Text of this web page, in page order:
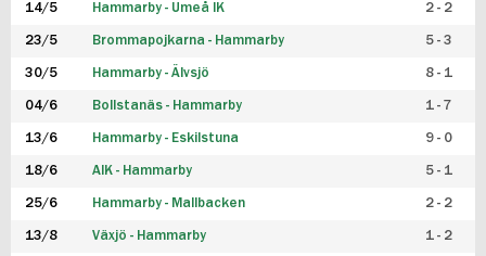
14/5 Hammarby - Umeå IK 2 - 2
23/5 Brommapojkarna - Hammarby 5 - 3
30/5 Hammarby - Älvsjö 8 - 1
04/6 Bollstanäs - Hammarby 1 - 7
13/6 Hammarby - Eskilstuna 9 - 0
18/6 AIK - Hammarby 5 - 1
25/6 Hammarby - Mallbacken 2 - 2
13/8 Växjö - Hammarby 1 - 2